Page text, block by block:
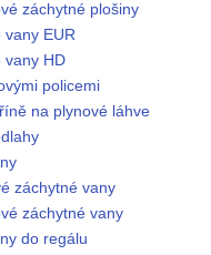
záchytné plošiny
vany EUR
vany HD
policemi
na plynové láhve
záchytné vany
záchytné vany
do regálu